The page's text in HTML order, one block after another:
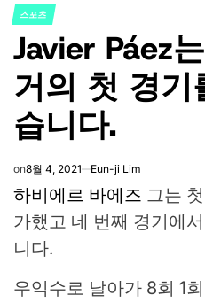
POSTED
IN
스포츠
Javier Páez
거의 첫 경기
습니다.
on8월 4, 2021 Eun-ji Lim
하비에르 바에즈 그는
가했고 네 번째 경기에
니다.
우익수로 날아가 8회 1